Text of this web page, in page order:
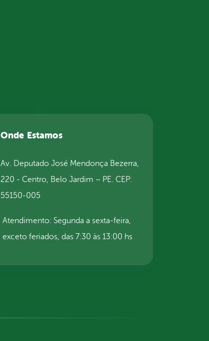
Onde Estamos
Av. Deputado José Mendonça Bezerra,
220 - Centro, Belo Jardim – PE. CEP:
55150-005
Atendimento: Segunda a sexta-feira,
exceto feriados, das 7:30 às 13:00 hs